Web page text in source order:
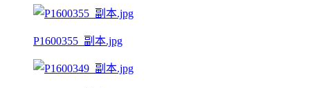
P1600355_副本.jpg